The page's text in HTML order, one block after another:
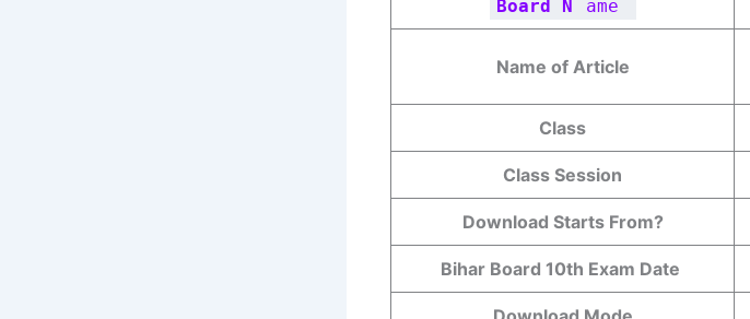
Board N ame
Name of Article
Class
Class Session
Download Starts From?
Bihar Board 10th Exam Date